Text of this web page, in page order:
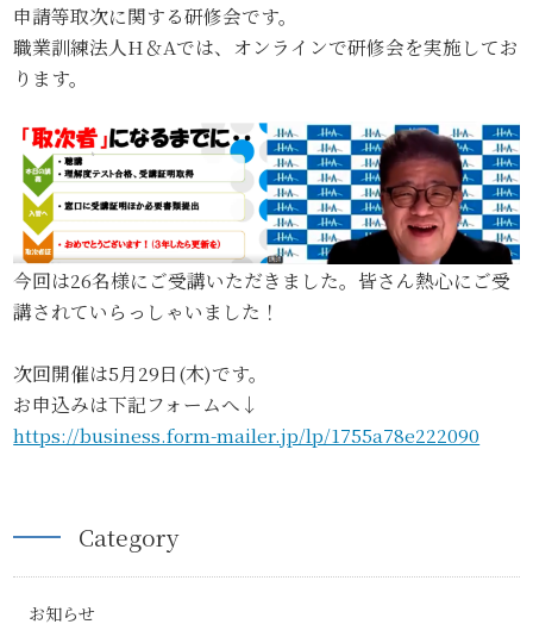
申請等取次に関する研修会です。
職業訓練法人H＆Aでは、オンラインで研修会を実施してお
ります。
今回は26名様にご受講いただきました。皆さん熱心にご受
講されていらっしゃいました！
次回開催は5月29日(木)です。
お申込みは下記フォームへ↓
https://business.form-mailer.jp/lp/1755a78e222090
Category
お知らせ